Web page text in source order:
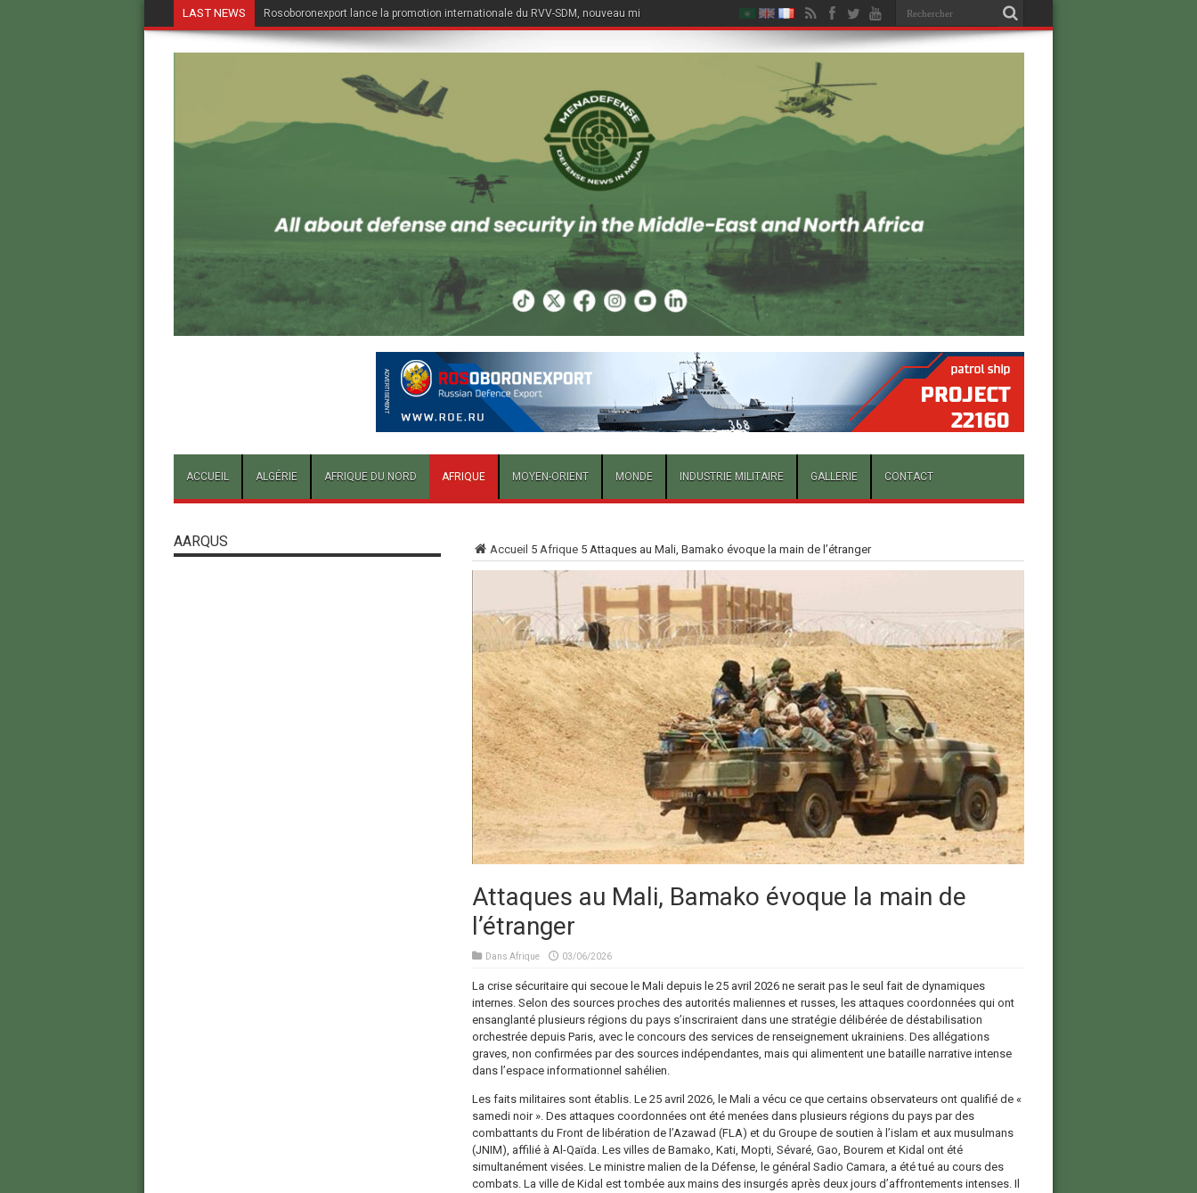
LAST NEWS Rosoboronexport lance la promotion internationale du RVV-SDM, nouveau missile air-air du Su-57E
ACCUEIL ALGÉRIE AFRIQUE DU NORD AFRIQUE MOYEN-ORIENT MONDE INDUSTRIE MILITAIRE GALLERIE CONTACT
Accueil 5 Afrique5 Attaques au Mali, Bamako évoque la main de l’étranger
Attaques au Mali, Bamako évoque la main de
l’étranger
Dans Afrique 03/06/2026
La crise sécuritaire qui secoue le Mali depuis le 25 avril 2026 ne serait pas le seul fait de dynamiques
internes. Selon des sources proches des autorités maliennes et russes, les attaques coordonnées qui ont
ensanglanté plusieurs régions du pays s’inscriraient dans une stratégie délibérée de déstabilisation
orchestrée depuis Paris, avec le concours des services de renseignement ukrainiens. Des allégations
graves, non confirmées par des sources indépendantes, mais qui alimentent une bataille narrative intense
dans l’espace informationnel sahélien.
Les faits militaires sont établis. Le 25 avril 2026, le Mali a vécu ce que certains observateurs ont qualifié de «
samedi noir ». Des attaques coordonnées ont été menées dans plusieurs régions du pays par des
combattants du Front de libération de l’Azawad (FLA) et du Groupe de soutien à l’islam et aux musulmans
(JNIM), affilié à Al-Qaïda. Les villes de Bamako, Kati, Mopti, Sévaré, Gao, Bourem et Kidal ont été
simultanément visées. Le ministre malien de la Défense, le général Sadio Camara, a été tué au cours des
combats. La ville de Kidal est tombée aux mains des insurgés après deux jours d’affrontements intenses. Il
AARQUS